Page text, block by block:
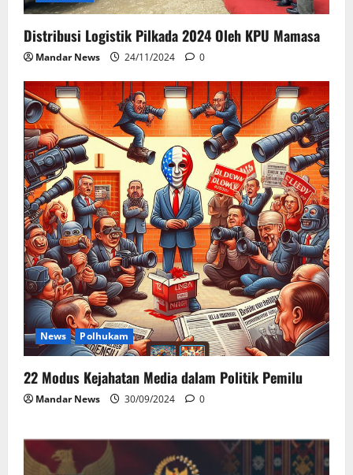
Distribusi Logistik Pilkada 2024 Oleh KPU Mamasa
Mandar News 24/11/2024 0
News Polhukam
22 Modus Kejahatan Media dalam Politik Pemilu
Mandar News 30/09/2024 0